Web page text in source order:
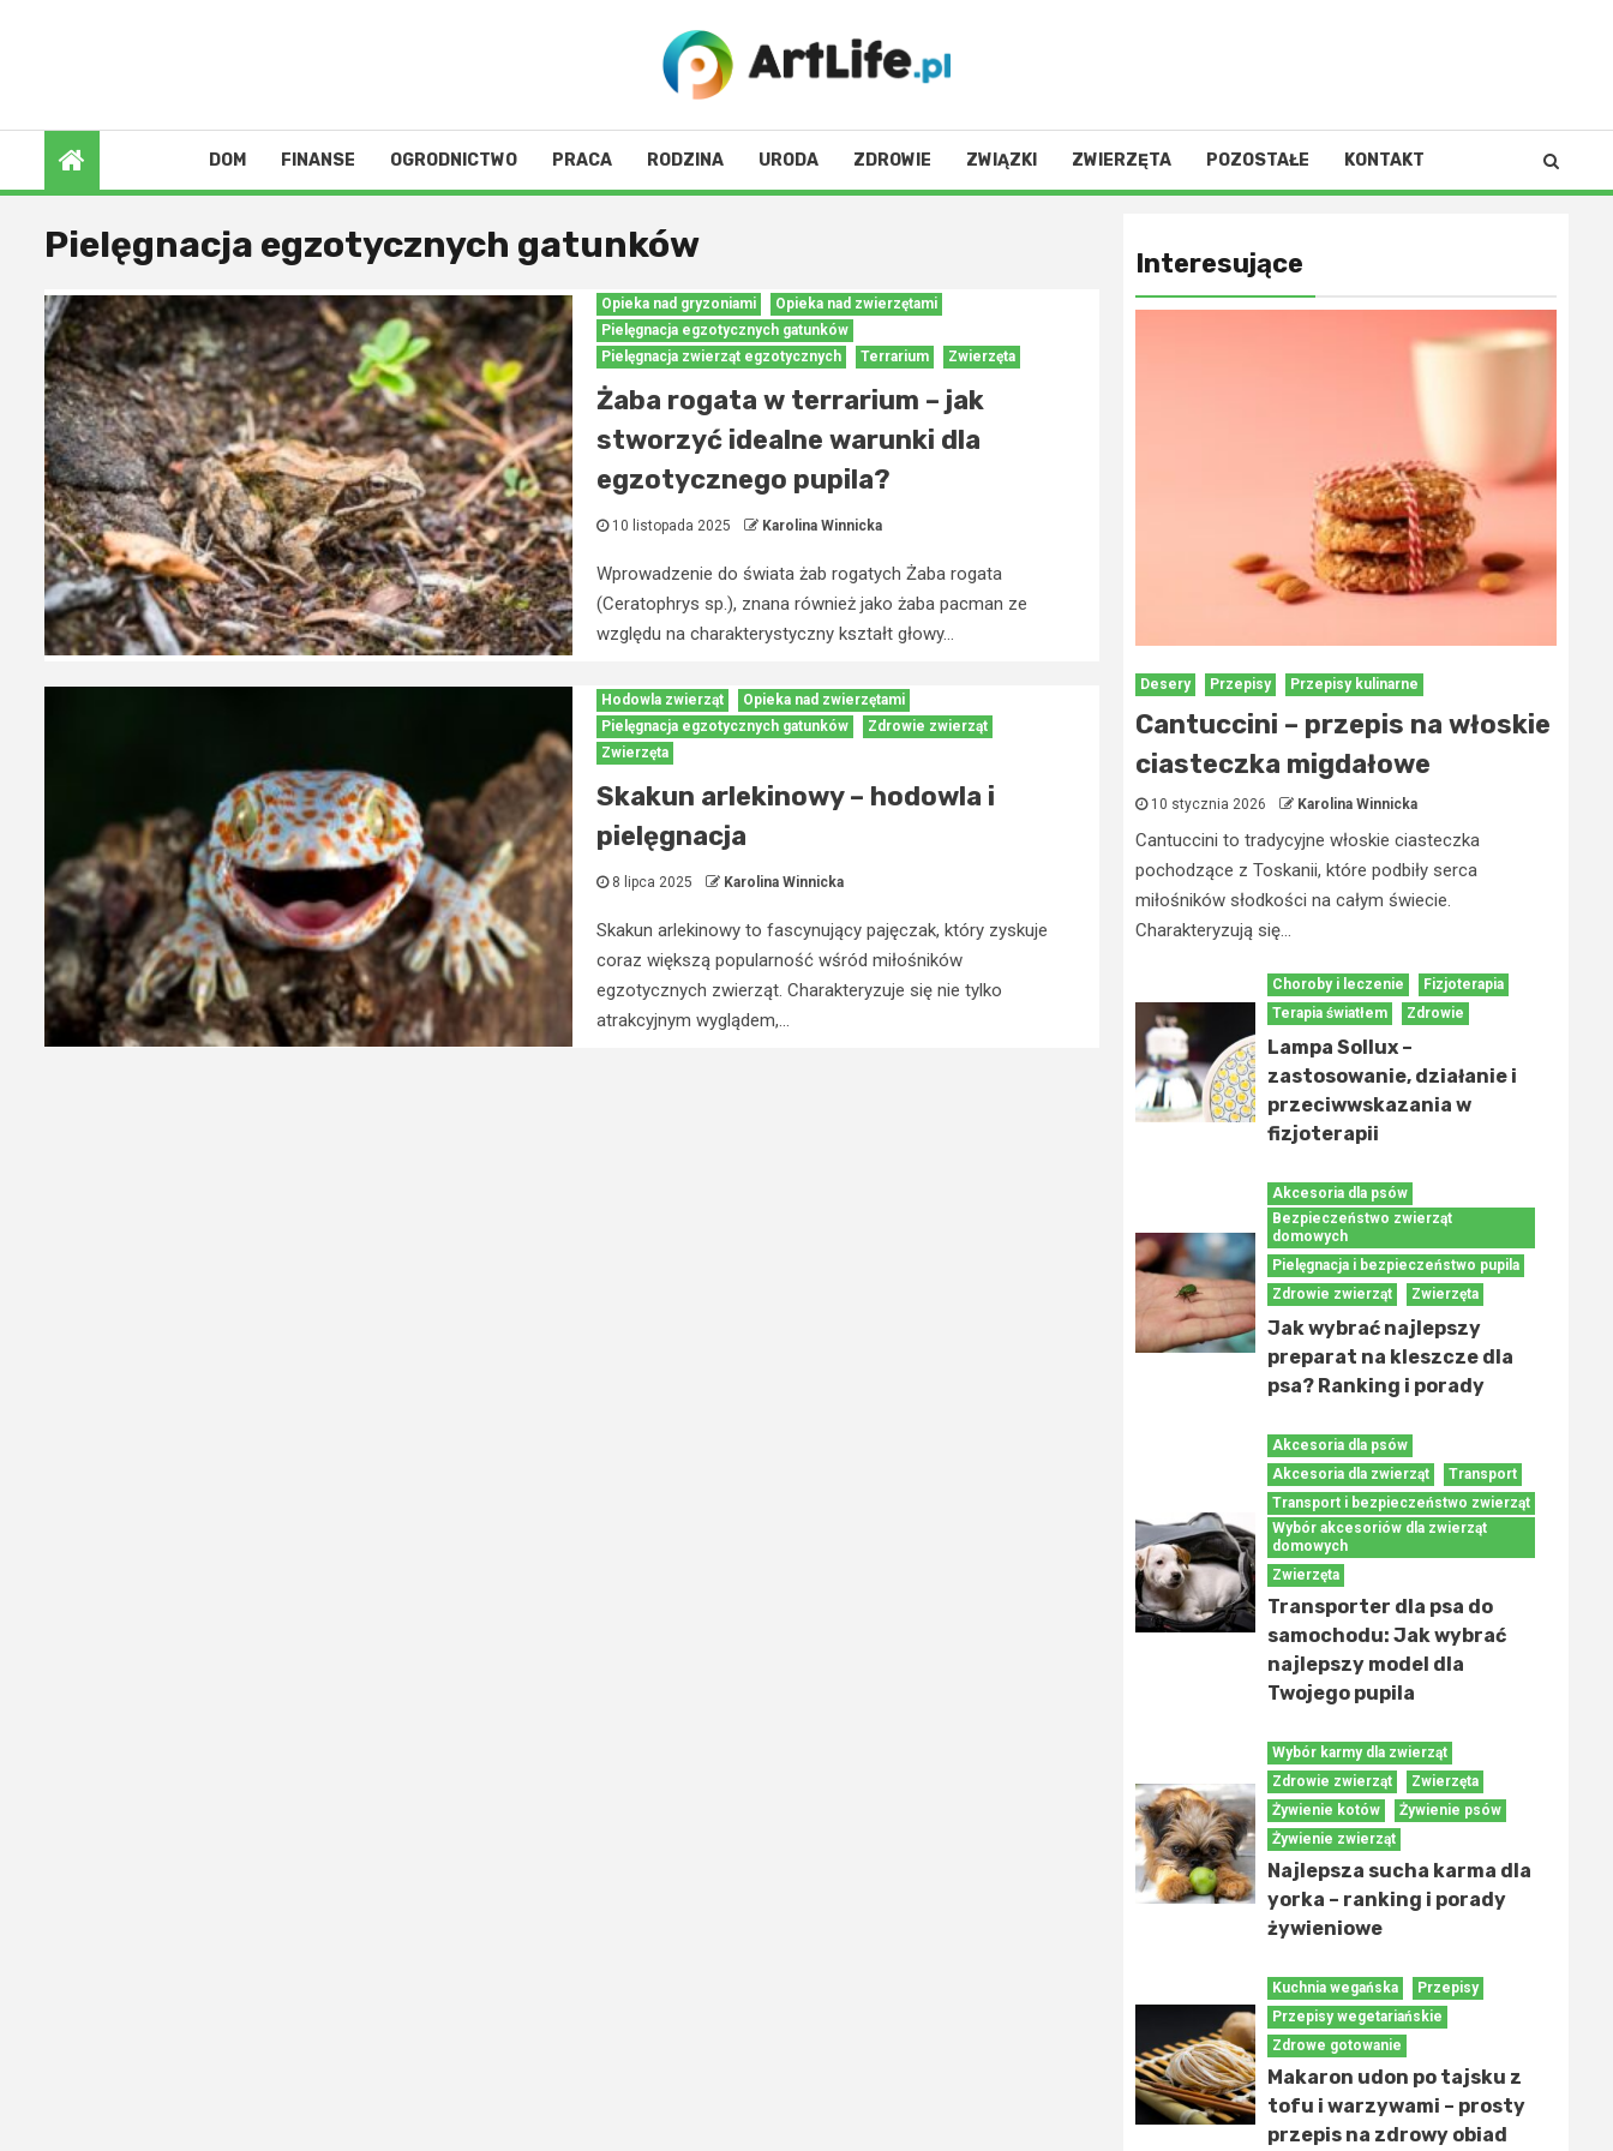
DOM FINANSE OGRODNICTWO PRACA RODZINA URODA ZDROWIE ZWIĄZKI ZWIERZĘTA POZOSTAŁE KONTAKT
Pielęgnacja egzotycznych gatunków
Opieka nad gryzoniami
Opieka nad zwierzętami
Pielęgnacja egzotycznych gatunków
Pielęgnacja zwierząt egzotycznych
Terrarium Zwierzęta
Żaba rogata w terrarium – jak
stworzyć idealne warunki dla
egzotycznego pupila?
10 listopada 2025 Karolina Winnicka
Wprowadzenie do świata żab rogatych Żaba rogata
(Ceratophrys sp.), znana również jako żaba pacman ze
względu na charakterystyczny kształt głowy...
Hodowla zwierząt
Opieka nad zwierzętami
Pielęgnacja egzotycznych gatunków
Zdrowie zwierząt
Zwierzęta
Skakun arlekinowy – hodowla i
pielęgnacja
8 lipca 2025 Karolina Winnicka
Skakun arlekinowy to fascynujący pajęczak, który zyskuje
coraz większą popularność wśród miłośników
egzotycznych zwierząt. Charakteryzuje się nie tylko
atrakcyjnym wyglądem,...
Interesujące
Desery Przepisy Przepisy kulinarne
Cantuccini – przepis na włoskie
ciasteczka migdałowe
10 stycznia 2026 Karolina Winnicka
Cantuccini to tradycyjne włoskie ciasteczka
pochodzące z Toskanii, które podbiły serca
miłośników słodkości na całym świecie.
Charakteryzują się...
Choroby i leczenie
Fizjoterapia
Terapia światłem
Zdrowie
Lampa Sollux –
zastosowanie, działanie i
przeciwwskazania w
fizjoterapii
Akcesoria dla psów
Bezpieczeństwo zwierząt
domowych
Pielęgnacja i bezpieczeństwo pupila
Zdrowie zwierząt
Zwierzęta
Jak wybrać najlepszy
preparat na kleszcze dla
psa? Ranking i porady
Akcesoria dla psów
Akcesoria dla zwierząt
Transport
Transport i bezpieczeństwo zwierząt
Wybór akcesoriów dla zwierząt
domowych
Zwierzęta
Transporter dla psa do
samochodu: Jak wybrać
najlepszy model dla
Twojego pupila
Wybór karmy dla zwierząt
Zdrowie zwierząt
Zwierzęta
Żywienie kotów
Żywienie psów
Żywienie zwierząt
Najlepsza sucha karma dla
yorka – ranking i porady
żywieniowe
Kuchnia wegańska
Przepisy
Przepisy wegetariańskie
Zdrowe gotowanie
Makaron udon po tajsku z
tofu i warzywami – prosty
przepis na zdrowy obiad